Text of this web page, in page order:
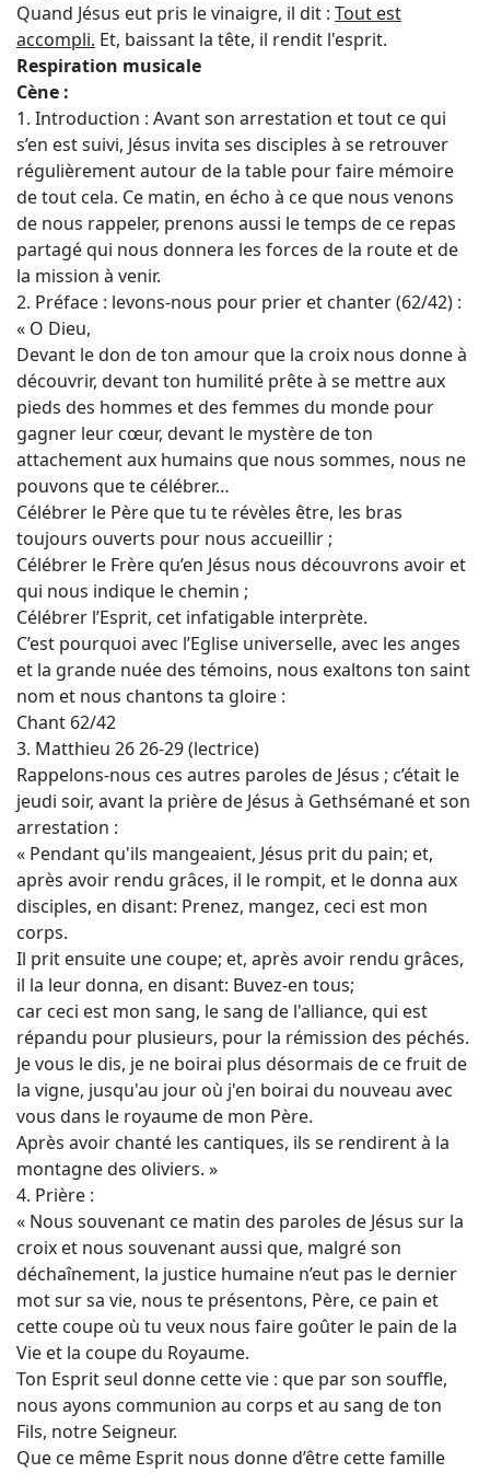
Quand Jésus eut pris le vinaigre, il dit : Tout est
accompli. Et, baissant la tête, il rendit l'esprit.
Respiration musicale
Cène :
1. Introduction : Avant son arrestation et tout ce qui
s’en est suivi, Jésus invita ses disciples à se retrouver
régulièrement autour de la table pour faire mémoire
de tout cela. Ce matin, en écho à ce que nous venons
de nous rappeler, prenons aussi le temps de ce repas
partagé qui nous donnera les forces de la route et de
la mission à venir.
2. Préface : levons-nous pour prier et chanter (62/42) :
« O Dieu,
Devant le don de ton amour que la croix nous donne à
découvrir, devant ton humilité prête à se mettre aux
pieds des hommes et des femmes du monde pour
gagner leur cœur, devant le mystère de ton
attachement aux humains que nous sommes, nous ne
pouvons que te célébrer…
Célébrer le Père que tu te révèles être, les bras
toujours ouverts pour nous accueillir ;
Célébrer le Frère qu’en Jésus nous découvrons avoir et
qui nous indique le chemin ;
Célébrer l’Esprit, cet infatigable interprète.
C’est pourquoi avec l’Eglise universelle, avec les anges
et la grande nuée des témoins, nous exaltons ton saint
nom et nous chantons ta gloire :
Chant 62/42
3. Matthieu 26 26-29 (lectrice)
Rappelons-nous ces autres paroles de Jésus ; c’était le
jeudi soir, avant la prière de Jésus à Gethsémané et son
arrestation :
« Pendant qu'ils mangeaient, Jésus prit du pain; et,
après avoir rendu grâces, il le rompit, et le donna aux
disciples, en disant: Prenez, mangez, ceci est mon
corps.
Il prit ensuite une coupe; et, après avoir rendu grâces,
il la leur donna, en disant: Buvez-en tous;
car ceci est mon sang, le sang de l'alliance, qui est
répandu pour plusieurs, pour la rémission des péchés.
Je vous le dis, je ne boirai plus désormais de ce fruit de
la vigne, jusqu'au jour où j'en boirai du nouveau avec
vous dans le royaume de mon Père.
Après avoir chanté les cantiques, ils se rendirent à la
montagne des oliviers. »
4. Prière :
« Nous souvenant ce matin des paroles de Jésus sur la
croix et nous souvenant aussi que, malgré son
déchaînement, la justice humaine n’eut pas le dernier
mot sur sa vie, nous te présentons, Père, ce pain et
cette coupe où tu veux nous faire goûter le pain de la
Vie et la coupe du Royaume.
Ton Esprit seul donne cette vie : que par son souffle,
nous ayons communion au corps et au sang de ton
Fils, notre Seigneur.
Que ce même Esprit nous donne d’être cette famille